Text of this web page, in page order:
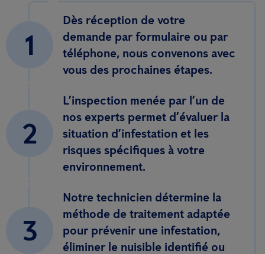
1
Dès réception de votre
demande par formulaire ou par
téléphone, nous convenons avec
vous des prochaines étapes.
2
L’inspection menée par l’un de
nos experts permet d’évaluer la
situation d’infestation et les
risques spécifiques à votre
environnement.
3
Notre technicien détermine la
méthode de traitement adaptée
pour prévenir une infestation,
éliminer le nuisible identifié ou